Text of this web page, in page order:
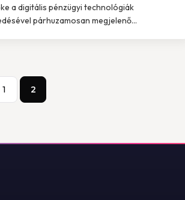
a digitális pénzügyi technológiák
párhuzamosan megjelenő...
1 2